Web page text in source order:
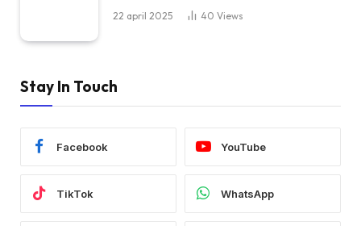
22 april 2025 40 Views
Stay In Touch
Facebook YouTube
TikTok WhatsApp